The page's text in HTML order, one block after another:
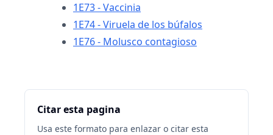
1E73 - Vaccinia
1E74 - Viruela de los búfalos
1E76 - Molusco contagioso
Citar esta pagina
Usa este formato para enlazar o citar esta